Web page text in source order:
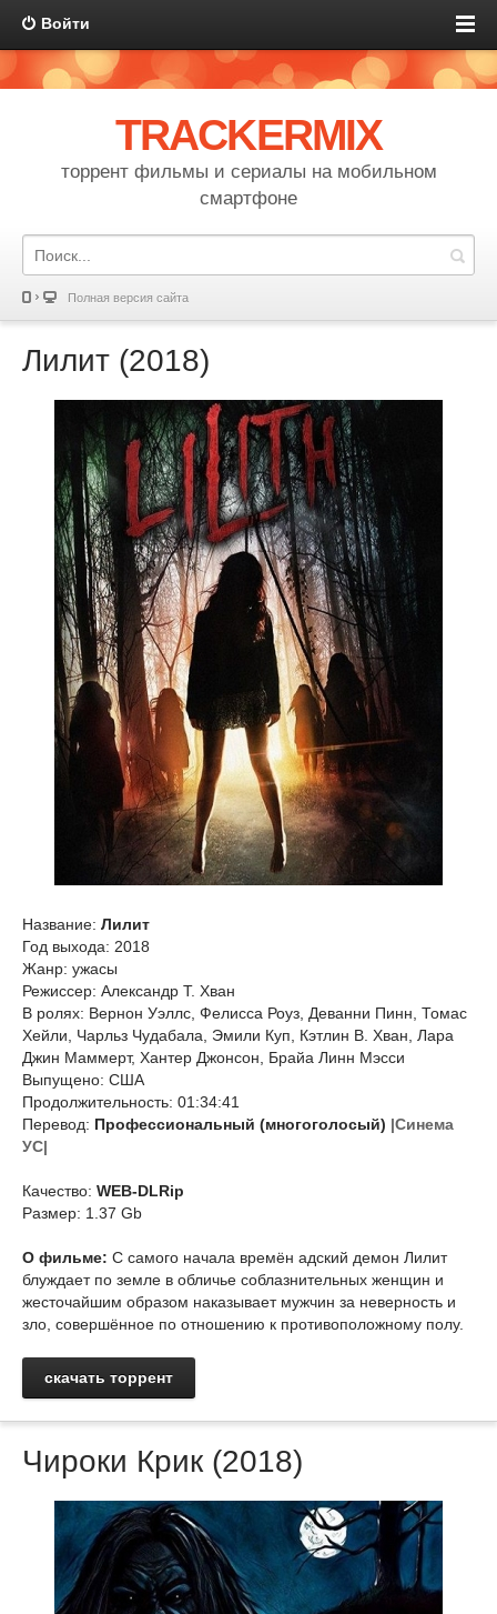
Войти
TRACKERMIX
торрент фильмы и сериалы на мобильном
смартфоне
Полная версия сайта
Лилит (2018)
Название: Лилит
Год выхода: 2018
Жанр: ужасы
Режиссер: Александр Т. Хван
В ролях: Вернон Уэллс, Фелисса Роуз, Деванни Пинн, Томас
Хейли, Чарльз Чудабала, Эмили Куп, Кэтлин В. Хван, Лара
Джин Маммерт, Хантер Джонсон, Брайа Линн Мэсси
Выпущено: США
Продолжительность: 01:34:41
Перевод: Профессиональный (многоголосый) |Синема
УС|
Качество: WEB-DLRip
Размер: 1.37 Gb
О фильме: С самого начала времён адский демон Лилит
блуждает по земле в обличье соблазнительных женщин и
жесточайшим образом наказывает мужчин за неверность и
зло, совершённое по отношению к противоположному полу.
скачать торрент
Чироки Крик (2018)